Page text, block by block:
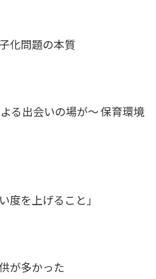
化問題の本質
る出会いの場が～ 保育環境
度を上げること」
が多かった